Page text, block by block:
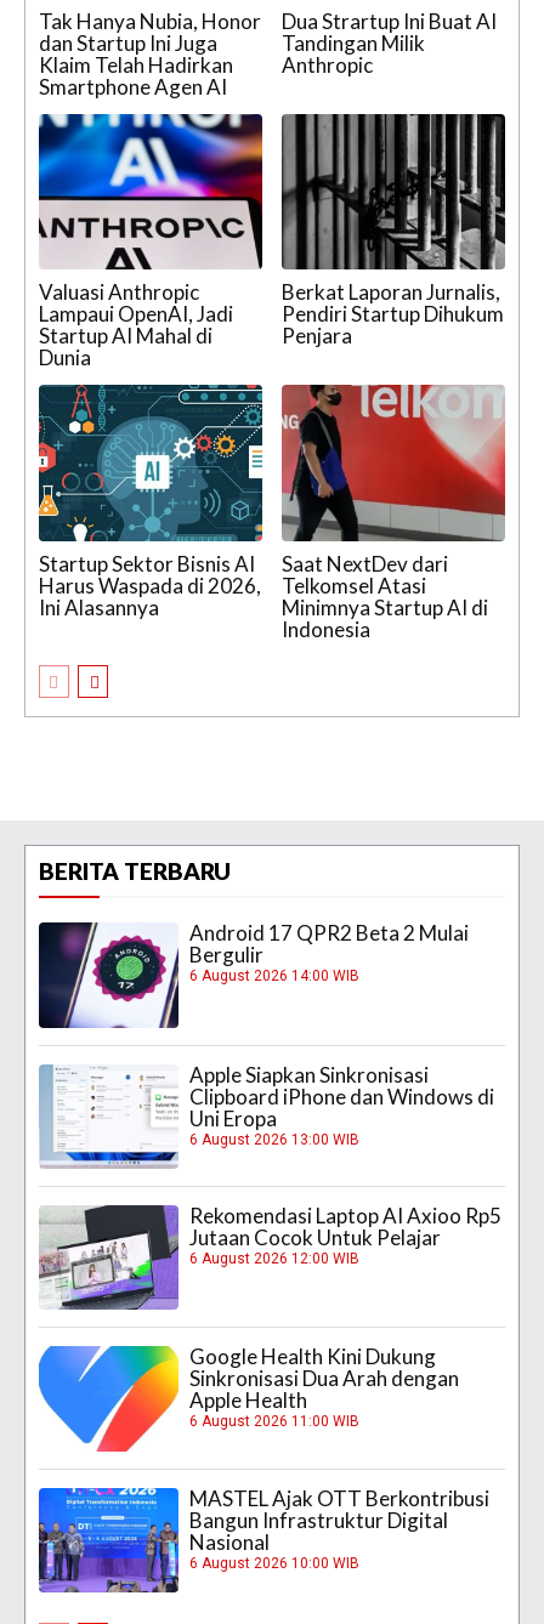
Tak Hanya Nubia, Honor
dan Startup Ini Juga
Klaim Telah Hadirkan
Smartphone Agen AI
Dua Strartup Ini Buat AI
Tandingan Milik
Anthropic
Valuasi Anthropic
Lampaui OpenAI, Jadi
Startup AI Mahal di
Dunia
Berkat Laporan Jurnalis,
Pendiri Startup Dihukum
Penjara
Startup Sektor Bisnis AI
Harus Waspada di 2026,
Ini Alasannya
Saat NextDev dari
Telkomsel Atasi
Minimnya Startup AI di
Indonesia
BERITA TERBARU
Android 17 QPR2 Beta 2 Mulai
Bergulir
6 August 2026 14:00 WIB
Apple Siapkan Sinkronisasi
Clipboard iPhone dan Windows di
Uni Eropa
6 August 2026 13:00 WIB
Rekomendasi Laptop AI Axioo Rp5
Jutaan Cocok Untuk Pelajar
6 August 2026 12:00 WIB
Google Health Kini Dukung
Sinkronisasi Dua Arah dengan
Apple Health
6 August 2026 11:00 WIB
MASTEL Ajak OTT Berkontribusi
Bangun Infrastruktur Digital
Nasional
6 August 2026 10:00 WIB